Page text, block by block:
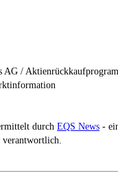
AG /
durch EQS News -